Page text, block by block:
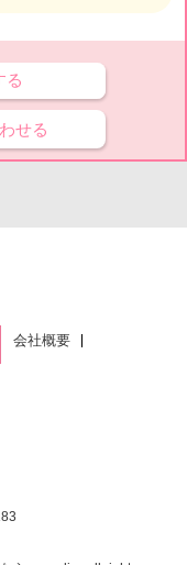
る
せる
会社概要